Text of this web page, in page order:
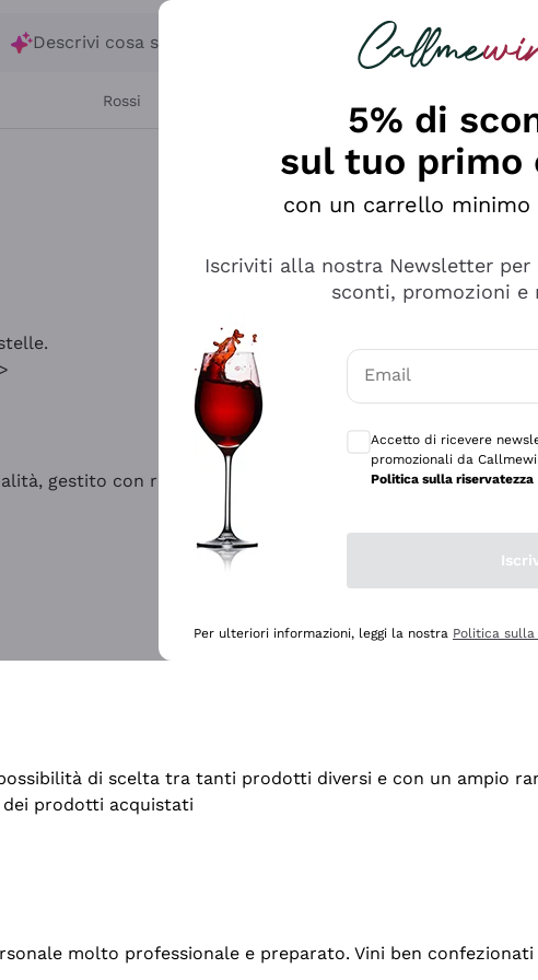
Descrivi cosa stai cercando
Rossi
gestito con rapidità e professionalità
di scelta tra tanti prodotti diversi e con un ampio
prodotti acquistati
molto professionale e preparato. Vini ben
5% di
sul tuo primo
con un carrello minimo
Iscriviti alla nostra Newsletter per
sconti, promozioni e
Email
Accetto di ricevere
promozionali da
Politica sulla riservatezza
Per ulteriori informazioni, leggi la nostra Politica sulla